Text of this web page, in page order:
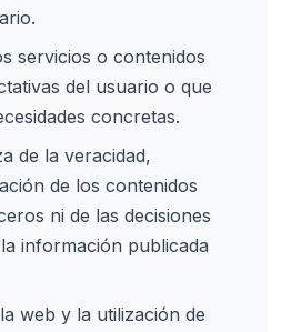
servicios o contenidos
del usuario o que
concretas.
de la veracidad,
de los contenidos
ni de las decisiones
información publicada
web y la utilización de